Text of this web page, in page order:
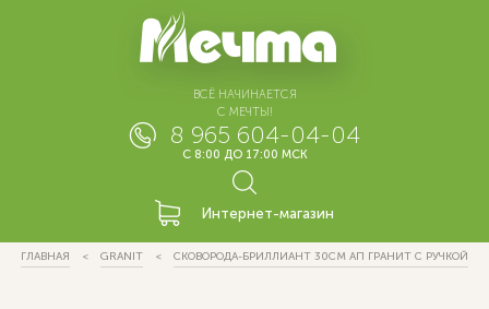
ВСЁ НАЧИНАЕТСЯ
С МЕЧТЫ!
8 965 604-04-04
С 8:00 ДО 17:00 МСК
Интернет-магазин
ГЛАВНАЯ GRANIT СКОВОРОДА-БРИЛЛИАНТ 30СМ АП ГРАНИТ С РУЧКОЙ